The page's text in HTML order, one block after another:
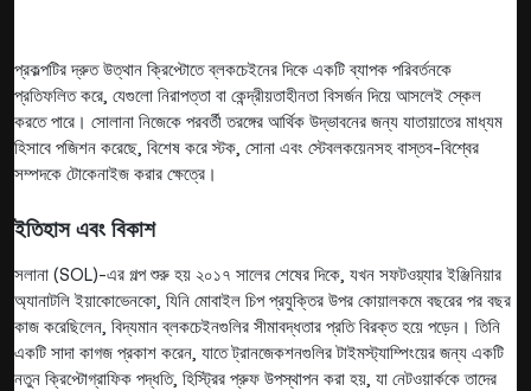
প্রকল্পটির দ্রুত উত্থান ক্রিপ্টোতে ব্লকচেইনের দিকে একটি ব্যাপক পরিবর্তনকে
প্রতিফলিত করে, যেগুলো নিরাপত্তা বা কেন্দ্রীয়তাহীনতা বিসর্জন দিয়ে আসলেই স্কেল
করতে পারে। সোলানা নিজেকে পরবর্তী তরঙ্গের আর্থিক উদ্ভাবনের জন্য যাতায়াতের মাধ্যম
হিসাবে পজিশন করেছে, বিশেষ করে স্টক, সোনা এবং স্টেবলকয়েনসহ বাস্তব-বিশ্বের
সম্পদকে টোকেনাইজ করার ক্ষেত্রে।
ইতিহাস এবং বিকাশ
সলানা (SOL)-এর গল্প শুরু হয় ২০১৭ সালের শেষের দিকে, যখন সফটওয়্যার ইঞ্জিনিয়ার
অ্যানাটলি ইয়াকোভেনকো, যিনি মোবাইল চিপ প্রযুক্তির উপর কোয়ালকমে বছরের পর বছর
কাজ করেছিলেন, বিদ্যমান ব্লকচেইনগুলির সীমাবদ্ধতার প্রতি বিরক্ত হয়ে পড়েন। তিনি
একটি সাদা কাগজ প্রকাশ করেন, যাতে ট্রানজেকশনগুলির টাইমস্ট্যাম্পিংয়ের জন্য একটি
নতুন ক্রিপ্টোগ্রাফিক পদ্ধতি, হিস্ট্রির প্রুফ উপস্থাপন করা হয়, যা নেটওয়ার্ককে তাদের